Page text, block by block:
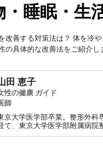
・睡眠・生
改善する対策法は？ 体を冷
の具体的な改善法をご紹介し
田 恵子
性の健康 ガイド
師
京大学医学部卒業。整形外科
て、東京大学医学部附属病院
てしまった経験を含め、現代